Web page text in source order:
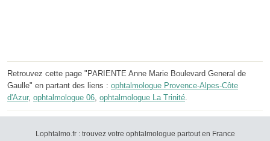
Retrouvez cette page "PARIENTE Anne Marie Boulevard General de
Gaulle" en partant des liens : ophtalmologue Provence-Alpes-Côte
d'Azur, ophtalmologue 06, ophtalmologue La Trinité.
Lophtalmo.fr : trouvez votre ophtalmologue partout en France